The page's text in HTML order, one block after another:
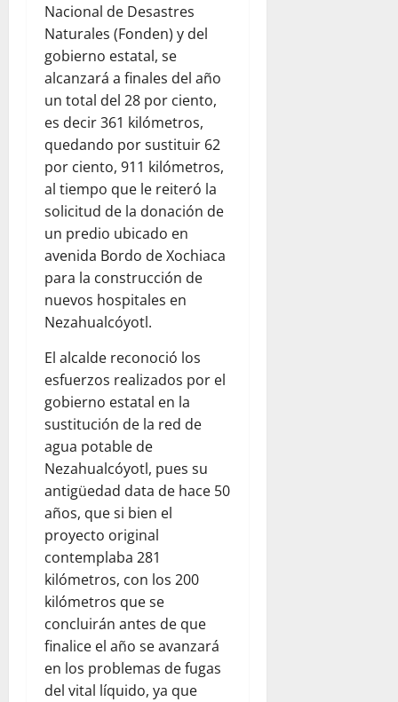
Nacional de Desastres
Naturales (Fonden) y del
gobierno estatal, se
alcanzará a finales del año
un total del 28 por ciento,
es decir 361 kilómetros,
quedando por sustituir 62
por ciento, 911 kilómetros,
al tiempo que le reiteró la
solicitud de la donación de
un predio ubicado en
avenida Bordo de Xochiaca
para la construcción de
nuevos hospitales en
Nezahualcóyotl.
El alcalde reconoció los
esfuerzos realizados por el
gobierno estatal en la
sustitución de la red de
agua potable de
Nezahualcóyotl, pues su
antigüedad data de hace 50
años, que si bien el
proyecto original
contemplaba 281
kilómetros, con los 200
kilómetros que se
concluirán antes de que
finalice el año se avanzará
en los problemas de fugas
del vital líquido, ya que